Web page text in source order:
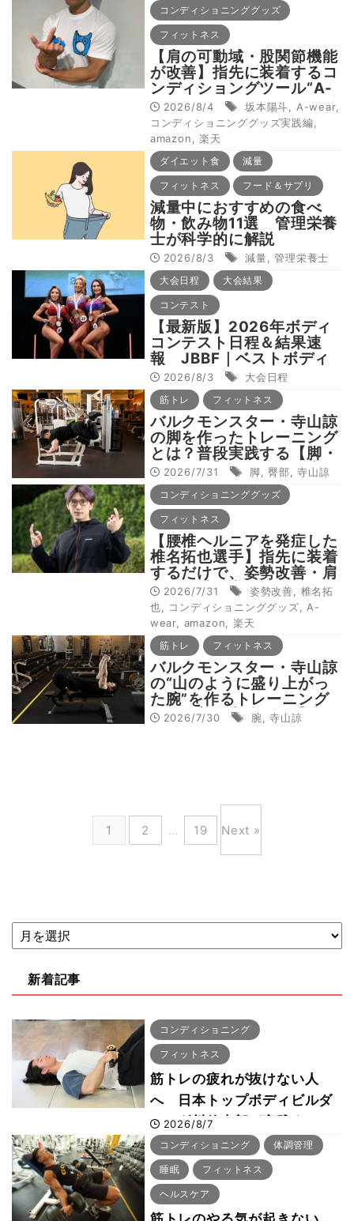
コンディショニンググッズ
フィットネス
【肩の可動域・股関節機能
が改善】指先に装着するコ
ンディショングツール“A-
wear（エーウェア）”を坂
本陽斗選手が解説
2026/8/4 坂本陽斗 A-wear,
コンディショニンググッズ実践編
amazon ,楽天
ダイエット食 減量
フィットネス フード＆サプリ
減量中におすすめの食べ
物・飲み物11選 管理栄養
士が科学的に解説
2026/8/3 減量 ,管理栄養士
大会日程 大会結果
コンテスト
【最新版】2026年ボディ
コンテスト日程＆結果速
報 JBBF｜ベストボディ
ジャパン｜サマスタ｜マッ
スルゲート
2026/8/3 大会日程
筋トレ フィットネス
バルクモンスター・寺山諒
の脚を作ったトレーニング
とは？普段実践する【脚・
殿部トレ】全種目を徹底解
説！
2026/7/31 脚 ,臀部 ,寺山諒
コンディショニンググッズ
フィットネス
【腰椎ヘルニアを発症した
椎名拓也選手】指先に装着
するだけで、姿勢改善・肩
こり軽減へ導いてくれる、
コンディショニングツー
ル“A-wear（エーウェ
ア）”とは？
2026/7/31 姿勢改善
椎名拓
也
コンディショニンググッズ
A-
wear, amazon 楽天
筋トレ フィットネス
バルクモンスター・寺山諒
の“山のように盛り上がっ
た腕”を作るトレーニング
とは？普段実践する【腕ト
2026/7/30 腕 ,寺山諒
1 2 … 19 Next »
新着記事
コンディショニング
フィットネス
筋トレの疲れが抜けない人
へ 日本トップボディビルダ
ー・刈川啓志郎が実践する
「回復習慣」
2026/8/7
コンディショニング 体調管理
睡眠 フィットネス
ヘルスケア